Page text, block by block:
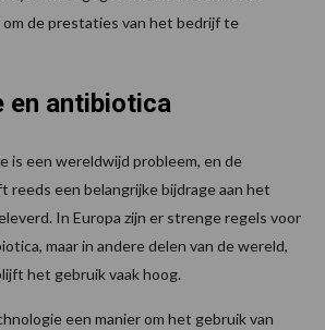
de prestaties van het bedrijf te
en antibiotica
een wereldwijd probleem, en de
reeds een belangrijke bijdrage aan het
In Europa zijn er strenge regels voor
maar in andere delen van de wereld,
het gebruik vaak hoog.
een manier om het gebruik van